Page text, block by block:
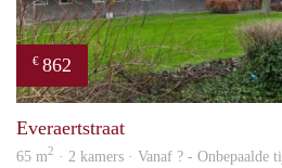
€ 862
Everaertstraat
65 m2 · 2 kamers · Vanaf ? - Onbepaalde